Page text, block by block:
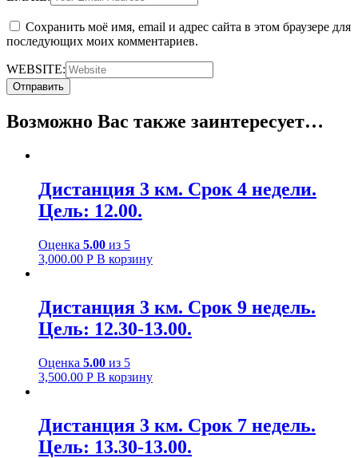
Сохранить моё имя, email и адрес сайта в этом браузере для
последующих моих комментариев.
WEBSITE:
Возможно Вас также заинтересует…
Дистанция 3 км. Срок 4 недели.
Цель: 12.00.
Оценка 5.00 из 5
3,000.00 Р В корзину
Дистанция 3 км. Срок 9 недель.
Цель: 12.30-13.00.
Оценка 5.00 из 5
3,500.00 Р В корзину
Дистанция 3 км. Срок 7 недель.
Цель: 13.30-13.00.